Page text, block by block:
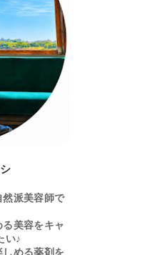
派美容師で
美容をキャ
い♪
める薬剤を